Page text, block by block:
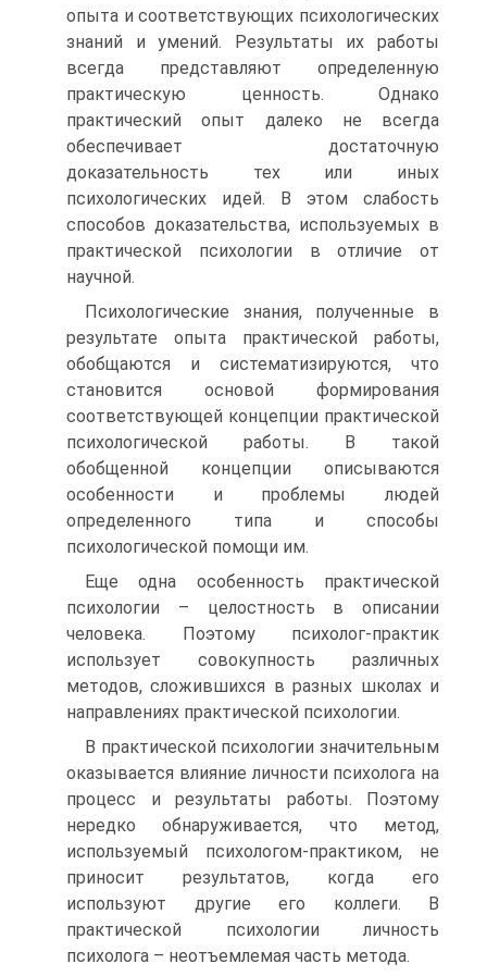
опыта и соответствующих психологических
знаний и умений. Результаты их работы
всегда представляют определенную
практическую ценность. Однако
практический опыт далеко не всегда
обеспечивает достаточную
доказательность тех или иных
психологических идей. В этом слабость
способов доказательства, используемых в
практической психологии в отличие от
научной.
Психологические знания, полученные в
результате опыта практической работы,
обобщаются и систематизируются, что
становится основой формирования
соответствующей концепции практической
психологической работы. В такой
обобщенной концепции описываются
особенности и проблемы людей
определенного типа и способы
психологической помощи им.
Еще одна особенность практической
психологии – целостность в описании
человека. Поэтому психолог-практик
использует совокупность различных
методов, сложившихся в разных школах и
направлениях практической психологии.
В практической психологии значительным
оказывается влияние личности психолога на
процесс и результаты работы. Поэтому
нередко обнаруживается, что метод,
используемый психологом-практиком, не
приносит результатов, когда его
используют другие его коллеги. В
практической психологии личность
психолога – неотъемлемая часть метода.